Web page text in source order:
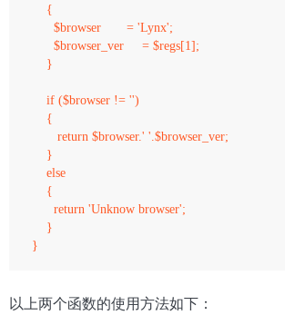
    {
      $browser       = 'Lynx';
      $browser_ver     = $regs[1];
    }
    if ($browser != '')
    {
       return $browser.' '.$browser_ver;
    }
    else
    {
      return 'Unknow browser';
    }
以上两个函数的使用方法如下：